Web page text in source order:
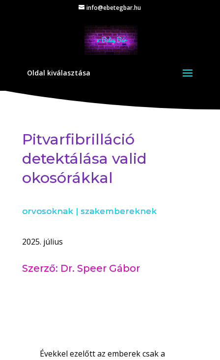
info@ebetegbar.hu
Oldal kiválasztása
Pitvarfibrilláció
detektálása valid
okosórákkal
orvosoknak| szakembereknek
2025. július
Szerző: Dr. Speer Gábor
Évekkel ezelőtt az emberek csak a